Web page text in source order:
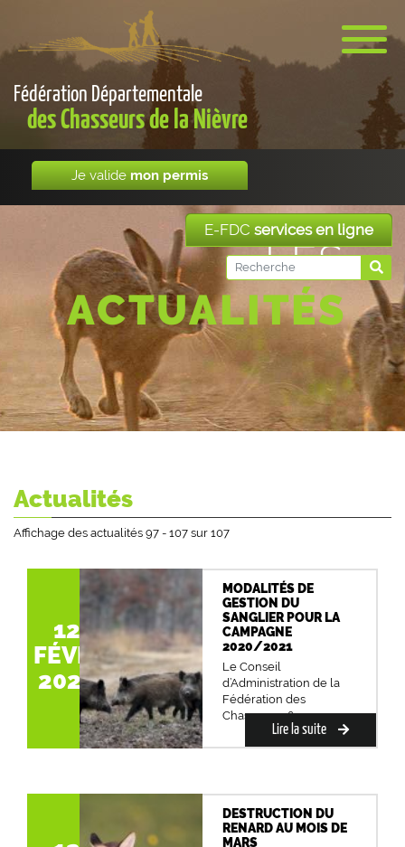
Je valide mon permis
Fédération Départementale
des Chasseurs de la Nièvre
E-FDCservices en ligne
LES
ACTUALITÉS
Actualités
Affichage des actualités 97 - 107 sur 107
12
FÉVR.
2020
MODALITÉS DE
GESTION DU
SANGLIER POUR LA
CAMPAGNE
2020/2021
Le Conseil
d’Administration de la
Fédération des
Chasseurs s&rs...
Lire la suite
DESTRUCTION DU
RENARD AU MOIS DE
MARS